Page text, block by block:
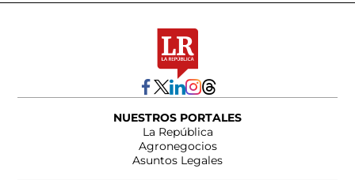
NUESTROS PORTALES
La República
Agronegocios
Asuntos Legales